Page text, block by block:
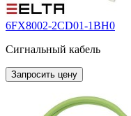
6FX8002-2CD01-1BH0
Сигнальный кабель
Запросить цену